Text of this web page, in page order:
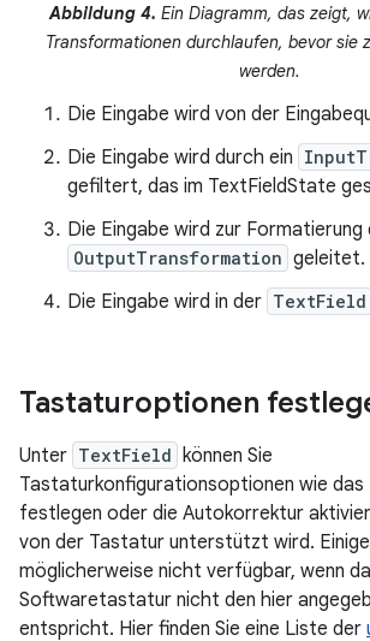
Abbildung 4. Ein Diagramm, das zeigt,
Transformationen durchlaufen, bevor sie
werden.
Die Eingabe wird von der
Die Eingabe wird durch ein
gefiltert, das im TextFieldState
Die Eingabe wird zur Formatierung
OutputTransformation geleitet.
Die Eingabe wird in der TextField
Tastaturoptionen
Unter TextField
können Sie
Tastaturkonfigurationsoptionen wie
festlegen oder die Autokorrektur
von der Tastatur unterstützt wird.
möglicherweise nicht verfügbar, wenn
Softwaretastatur nicht den hier
entspricht. Hier finden Sie eine Liste der